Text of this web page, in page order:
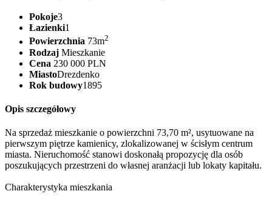
Pokoje3
Łazienki1
Powierzchnia 73m2
Rodzaj Mieszkanie
Cena 230 000 PLN
MiastoDrezdenko
Rok budowy1895
Opis szczegółowy
Na sprzedaż mieszkanie o powierzchni 73,70 m², usytuowane na
pierwszym piętrze kamienicy, zlokalizowanej w ścisłym centrum
miasta. Nieruchomość stanowi doskonałą propozycję dla osób
poszukujących przestrzeni do własnej aranżacji lub lokaty kapitału.
Charakterystyka mieszkania